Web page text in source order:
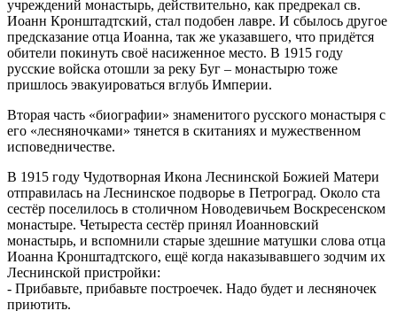
учреждений монастырь, действительно, как предрекал св.
Иоанн Кронштадтский, стал подобен лавре. И сбылось другое
предсказание отца Иоанна, так же указавшего, что придётся
обители покинуть своё насиженное место. В 1915 году
русские войска отошли за реку Буг – монастырю тоже
пришлось эвакуироваться вглубь Империи.
Вторая часть «биографии» знаменитого русского монастыря с
его «лесняночками» тянется в скитаниях и мужественном
исповедничестве.
В 1915 году Чудотворная Икона Леснинской Божией Матери
отправилась на Леснинское подворье в Петроград. Около ста
сестёр поселилось в столичном Новодевичьем Воскресенском
монастыре. Четыреста сестёр принял Иоанновский
монастырь, и вспомнили старые здешние матушки слова отца
Иоанна Кронштадтского, ещё когда наказывавшего зодчим их
Леснинской пристройки:
- Прибавьте, прибавьте построечек. Надо будет и лесняночек
приютить.